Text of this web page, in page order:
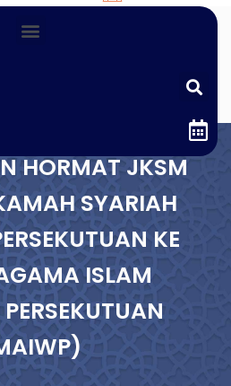
HORMAT JKSM
SYARIAH
KE
ISLAM